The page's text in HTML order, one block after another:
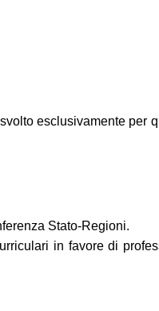
esclusivamente per
Stato-Regioni.
in favore di